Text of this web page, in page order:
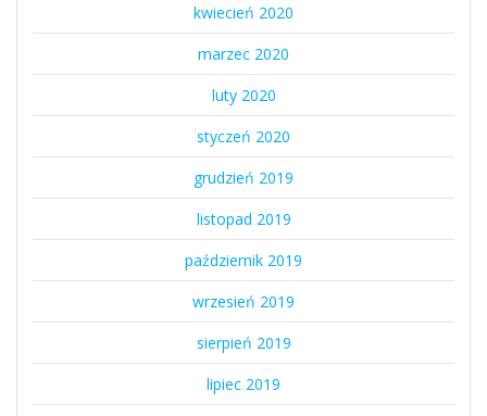
kwiecień 2020
marzec 2020
luty 2020
styczeń 2020
grudzień 2019
listopad 2019
październik 2019
wrzesień 2019
sierpień 2019
lipiec 2019